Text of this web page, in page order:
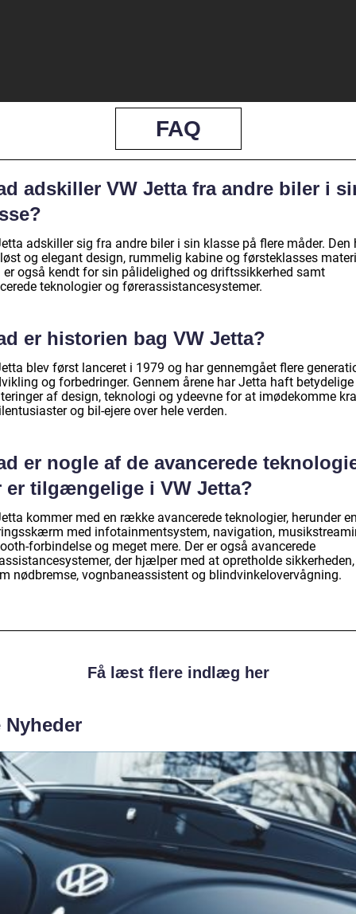
FAQ
adskiller VW Jetta fra andre biler i
adskiller sig fra andre biler i sin klasse på flere måder. Den
og elegant design, rummelig kabine og førsteklasses
er også kendt for sin pålidelighed og driftssikkerhed samt
teknologier og førerassistancesystemer.
er historien bag VW Jetta?
blev først lanceret i 1979 og har gennemgået flere
og forbedringer. Gennem årene har Jetta haft betydelige
af design, teknologi og ydeevne for at imødekomme
og bil-ejere over hele verden.
er nogle af de avancerede
er tilgængelige i VW Jetta?
kommer med en række avancerede teknologier, herunder
med infotainmentsystem, navigation,
forbindelse og meget mere. Der er også avancerede
der hjælper med at opretholde sikkerheden,
nødbremse, vognbaneassistent og blindvinkelovervågning.
Få læst flere indlæg her
Nyheder